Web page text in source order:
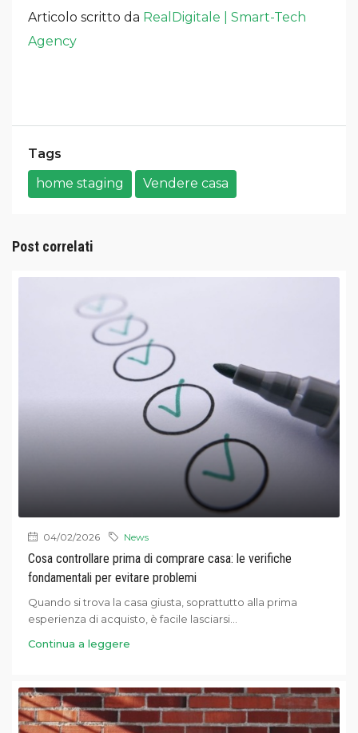
Articolo scritto da RealDigitale | Smart-Tech
Agency
Tags
home staging
Vendere casa
Post correlati
04/02/2026 News
Cosa controllare prima di comprare casa: le verifiche
fondamentali per evitare problemi
Quando si trova la casa giusta, soprattutto alla prima
esperienza di acquisto, è facile lasciarsi...
Continua a leggere